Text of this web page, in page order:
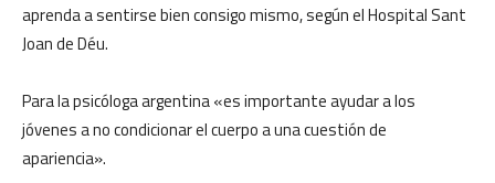
aprenda a sentirse bien consigo mismo, según el Hospital Sant
Joan de Déu.
Para la psicóloga argentina «es importante ayudar a los
jóvenes a no condicionar el cuerpo a una cuestión de
apariencia».